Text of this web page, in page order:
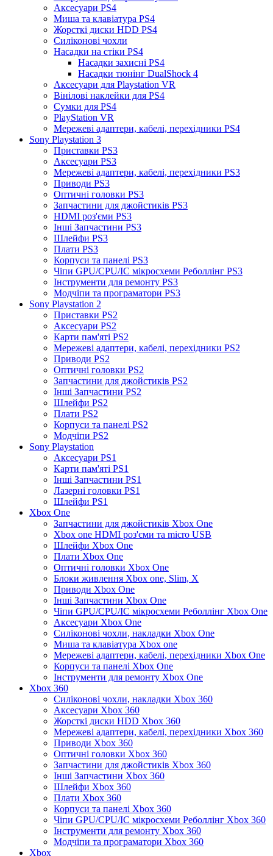
Аксесуари PS4
Миша та клавіатура PS4
Жорсткі диски HDD PS4
Силіконові чохли
Насадки на стіки PS4
Насадки захисні PS4
Насадки тюнінг DualShock 4
Аксесуари для Playstation VR
Вінілові наклейки для PS4
Сумки для PS4
PlayStation VR
Мережеві адаптери, кабелі, перехідники PS4
Sony Playstation 3
Приставки PS3
Аксесуари PS3
Мережеві адаптери, кабелі, перехідники PS3
Приводи PS3
Оптичні головки PS3
Запчастини для джойстиків PS3
HDMI роз'єми PS3
Інші Запчастини PS3
Шлейфи PS3
Плати PS3
Корпуси та панелі PS3
Чіпи GPU/CPU/IC мікросхеми Реболлінг PS3
Інструменти для ремонту PS3
Модчіпи та програматори PS3
Sony Playstation 2
Приставки PS2
Аксесуари PS2
Карти пам'яті PS2
Мережеві адаптери, кабелі, перехідники PS2
Приводи PS2
Оптичні головки PS2
Запчастини для джойстиків PS2
Інші Запчастини PS2
Шлейфи PS2
Плати PS2
Корпуси та панелі PS2
Модчіпи PS2
Sony Playstation
Аксесуари PS1
Карти пам'яті PS1
Інші Запчастини PS1
Лазерні головки PS1
Шлейфи PS1
Xbox One
Запчастини для джойстиків Xbox One
Xbox one HDMI роз'єми та micro USB
Шлейфи Xbox One
Плати Xbox One
Оптичні головки Xbox One
Блоки живлення Xbox one, Slim, X
Приводи Xbox One
Інші Запчастини Xbox One
Чіпи GPU/CPU/IC мікросхеми Реболлінг Xbox One
Аксесуари Xbox One
Силіконові чохли, накладки Xbox One
Миша та клавіатура Xbox one
Мережеві адаптери, кабелі, перехідники Xbox One
Корпуси та панелі Xbox One
Інструменти для ремонту Xbox One
Xbox 360
Силіконові чохли, накладки Xbox 360
Аксесуари Xbox 360
Жорсткі диски HDD Xbox 360
Мережеві адаптери, кабелі, перехідники Xbox 360
Приводи Xbox 360
Оптичні головки Xbox 360
Запчастини для джойстиків Xbox 360
Інші Запчастини Xbox 360
Шлейфи Xbox 360
Плати Xbox 360
Корпуси та панелі Xbox 360
Чіпи GPU/CPU/IC мікросхеми Реболлінг Xbox 360
Інструменти для ремонту Xbox 360
Модчіпи та програматори Xbox 360
Xbox